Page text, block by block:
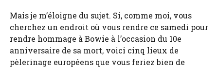
Mais je m’éloigne du sujet. Si, comme moi, vous
cherchez un endroit où vous rendre ce samedi pour
rendre hommage à Bowie à l’occasion du 10e
anniversaire de sa mort, voici cinq lieux de
pèlerinage européens que vous feriez bien de